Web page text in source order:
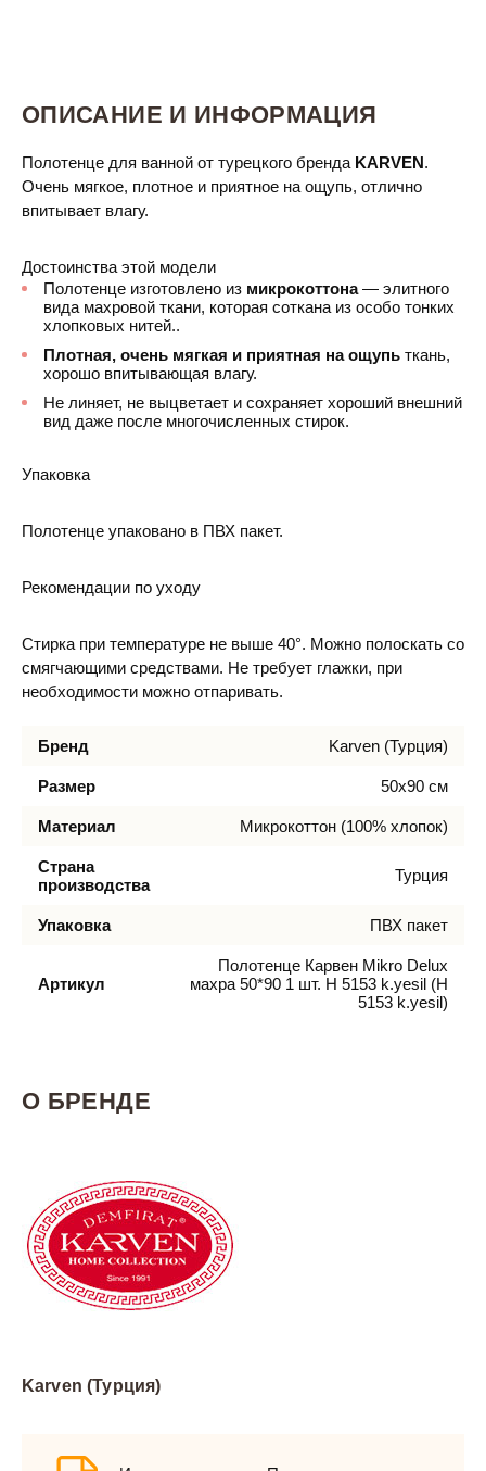
ОПИСАНИЕ И ИНФОРМАЦИЯ
Полотенце для ванной от турецкого бренда KARVEN.
Очень мягкое, плотное и приятное на ощупь, отлично
впитывает влагу.
Достоинства этой модели
Полотенце изготовлено из микрокоттона— элитного
вида махровой ткани, которая соткана из особо тонких
хлопковых нитей..
Плотная, очень мягкая и приятная на ощупь ткань,
хорошо впитывающая влагу.
Не линяет, не выцветает и сохраняет хороший внешний
вид даже после многочисленных стирок.
Упаковка
Полотенце упаковано в ПВХ пакет.
Рекомендации по уходу
Стирка при температуре не выше 40°. Можно полоскать со
смягчающими средствами. Не требует глажки, при
необходимости можно отпаривать.
Бренд Karven (Турция)
Размер 50х90 см
Материал Микрокоттон (100% хлопок)
Страна
производства
Турция
Упаковка ПВХ пакет
Артикул
Полотенце Карвен Mikro Delux
махра 50*90 1 шт. Н 5153 k.yesil (H
5153 k.yesil)
О БРЕНДЕ
Karven (Турция)